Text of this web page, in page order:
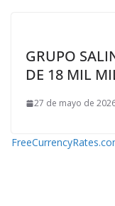
GRUPO
DE 18 MIL
27 de mayo de